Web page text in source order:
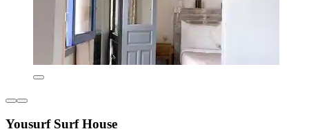
Yousurf Surf House